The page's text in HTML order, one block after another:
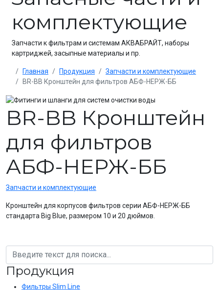
комплектующие
Запчасти к фильтрам и системам АКВАБРАЙТ, наборы
картриджей, засыпные материалы и пр.
Главная Продукция
Запчасти и комплектующие
BR-BB Кронштейн для фильтров АБФ-НЕРЖ-ББ
BR-BB Кронштейн
для фильтров
АБФ-НЕРЖ-ББ
Запчасти и комплектующие
Кронштейн для корпусов фильтров серии АБФ-НЕРЖ-ББ
стандарта Big Blue, размером 10 и 20 дюймов.
Продукция
Фильтры Slim Line